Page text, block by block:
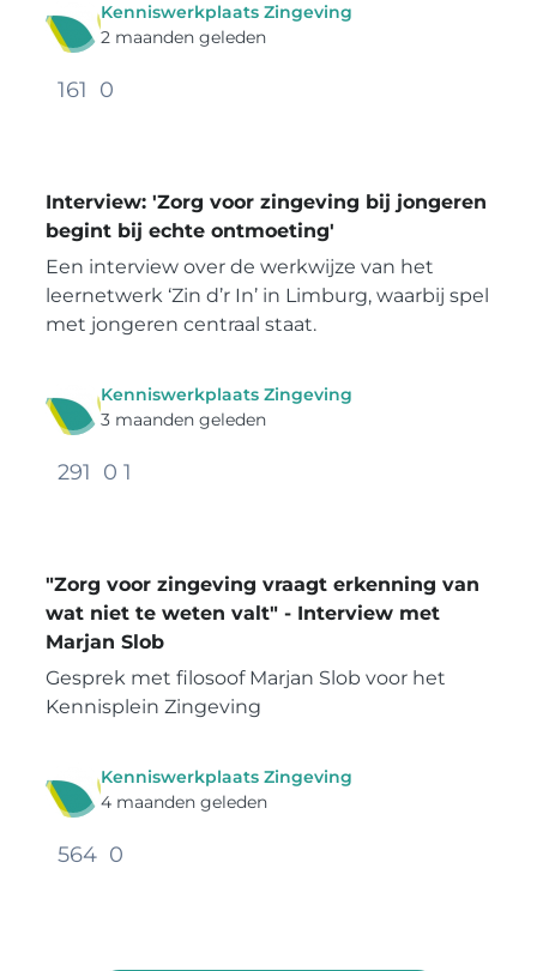
Kenniswerkplaats Zingeving
2 maanden geleden
161 0
Interview: 'Zorg voor zingeving bij jongeren
begint bij echte ontmoeting'
Een interview over de werkwijze van het
leernetwerk ‘Zin d’r In’ in Limburg, waarbij spel
met jongeren centraal staat.
Kenniswerkplaats Zingeving
3 maanden geleden
291 0 1
"Zorg voor zingeving vraagt erkenning van
wat niet te weten valt" - Interview met
Marjan Slob
Gesprek met filosoof Marjan Slob voor het
Kennisplein Zingeving
Kenniswerkplaats Zingeving
4 maanden geleden
564 0